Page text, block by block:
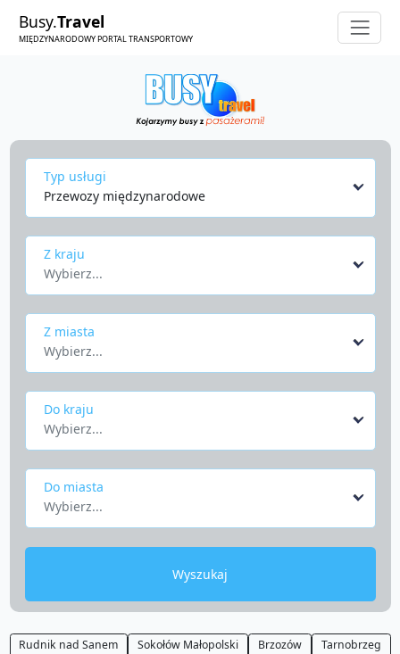
Busy.Travel
MIĘDZYNARODOWY PORTAL TRANSPORTOWY
Typ usługi
Przewozy międzynarodowe
Z kraju
Wybierz...
Z miasta
Wybierz...
Do kraju
Wybierz...
Do miasta
Wybierz...
Wyszukaj
Rudnik nad Sanem Sokołów Małopolski Brzozów
Tarnobrzeg